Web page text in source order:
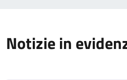
Notizie in